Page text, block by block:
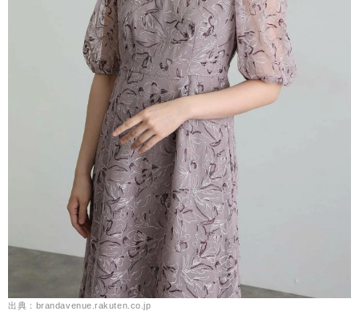
出典：brandavenue.rakuten.co.jp